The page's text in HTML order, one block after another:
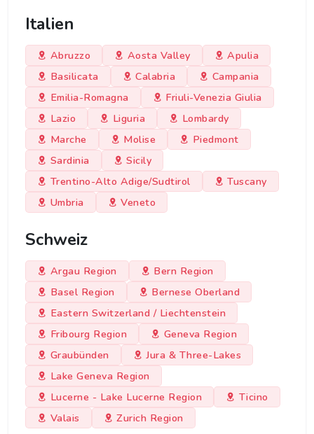
Italien
Abruzzo Aosta Valley
Apulia
Basilicata
Calabria
Campania
Emilia-Romagna
Friuli-Venezia Giulia
Lazio
Liguria
Lombardy
Marche
Molise
Piedmont
Sardinia
Sicily
Trentino-Alto Adige/Sudtirol
Tuscany
Umbria
Veneto
Schweiz
Argau Region
Bern Region
Basel Region
Bernese Oberland
Eastern Switzerland / Liechtenstein
Fribourg Region
Geneva Region
Graubünden
Jura & Three-Lakes
Lake Geneva Region
Lucerne - Lake Lucerne Region
Ticino
Valais
Zurich Region